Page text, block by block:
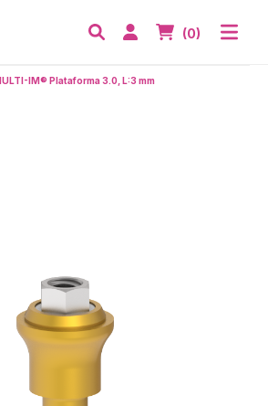
Acceder
Nº de
(0)
IM® Plataforma 3.0, L:3 mm